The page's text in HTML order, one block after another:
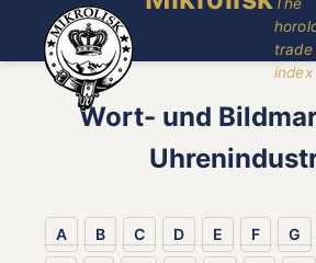
index
Wort- und
A B C D E F G